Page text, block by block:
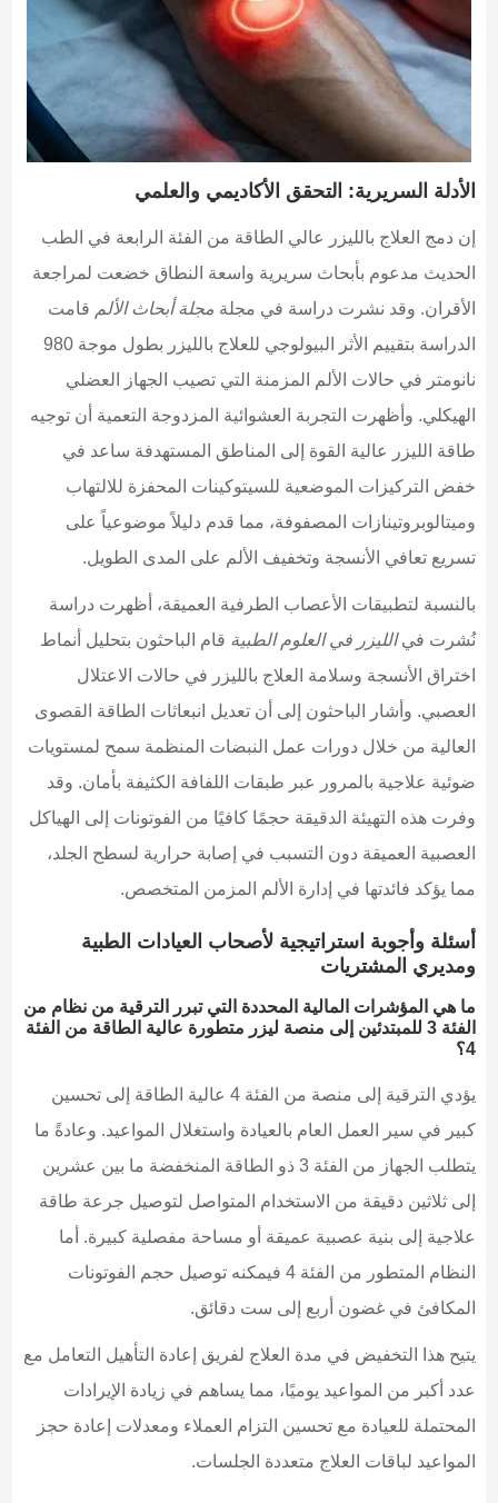
الأدلة السريرية: التحقق الأكاديمي والعلمي
إن دمج العلاج بالليزر عالي الطاقة من الفئة الرابعة في الطب
الحديث مدعوم بأبحاث سريرية واسعة النطاق خضعت لمراجعة
الأقران. وقد نشرت دراسة في مجلة مجلة أبحاث الألم قامت
الدراسة بتقييم الأثر البيولوجي للعلاج بالليزر بطول موجة 980
نانومتر في حالات الألم المزمنة التي تصيب الجهاز العضلي
الهيكلي. وأظهرت التجربة العشوائية المزدوجة التعمية أن توجيه
طاقة الليزر عالية القوة إلى المناطق المستهدفة ساعد في
خفض التركيزات الموضعية للسيتوكينات المحفزة للالتهاب
وميتالوبروتينازات المصفوفة، مما قدم دليلاً موضوعياً على
تسريع تعافي الأنسجة وتخفيف الألم على المدى الطويل.
بالنسبة لتطبيقات الأعصاب الطرفية العميقة، أظهرت دراسة
نُشرت فيالليزر في العلوم الطبية قام الباحثون بتحليل أنماط
اختراق الأنسجة وسلامة العلاج بالليزر في حالات الاعتلال
العصبي. وأشار الباحثون إلى أن تعديل انبعاثات الطاقة القصوى
العالية من خلال دورات عمل النبضات المنظمة سمح لمستويات
ضوئية علاجية بالمرور عبر طبقات اللفافة الكثيفة بأمان. وقد
وفرت هذه التهيئة الدقيقة حجمًا كافيًا من الفوتونات إلى الهياكل
العصبية العميقة دون التسبب في إصابة حرارية لسطح الجلد،
مما يؤكد فائدتها في إدارة الألم المزمن المتخصص.
أسئلة وأجوبة استراتيجية لأصحاب العيادات الطبية
ومديري المشتريات
ما هي المؤشرات المالية المحددة التي تبرر الترقية من نظام من
الفئة 3 للمبتدئين إلى منصة ليزر متطورة عالية الطاقة من الفئة
4؟
يؤدي الترقية إلى منصة من الفئة 4 عالية الطاقة إلى تحسين
كبير في سير العمل العام بالعيادة واستغلال المواعيد. وعادةً ما
يتطلب الجهاز من الفئة 3 ذو الطاقة المنخفضة ما بين عشرين
إلى ثلاثين دقيقة من الاستخدام المتواصل لتوصيل جرعة طاقة
علاجية إلى بنية عصبية عميقة أو مساحة مفصلية كبيرة. أما
النظام المتطور من الفئة 4 فيمكنه توصيل حجم الفوتونات
المكافئ في غضون أربع إلى ست دقائق.
يتيح هذا التخفيض في مدة العلاج لفريق إعادة التأهيل التعامل مع
عدد أكبر من المواعيد يوميًا، مما يساهم في زيادة الإيرادات
المحتملة للعيادة مع تحسين التزام العملاء ومعدلات إعادة حجز
المواعيد لباقات العلاج متعددة الجلسات.